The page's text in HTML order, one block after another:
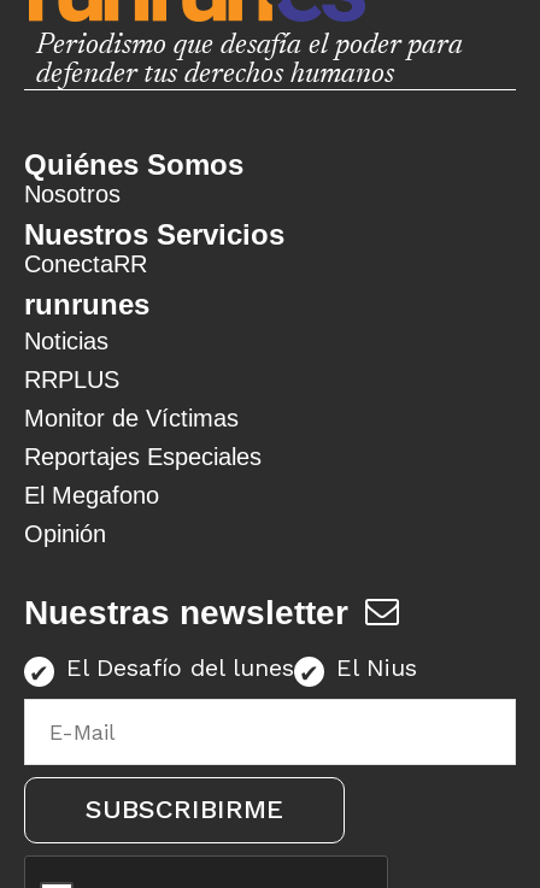
Periodismo que desafía el poder para
defender tus derechos humanos
Quiénes Somos
Nosotros
Nuestros Servicios
ConectaRR
runrunes
Noticias
RRPLUS
Monitor de Víctimas
Reportajes Especiales
El Megafono
Opinión
Nuestras newsletter
El Desafío del lunes El Nius